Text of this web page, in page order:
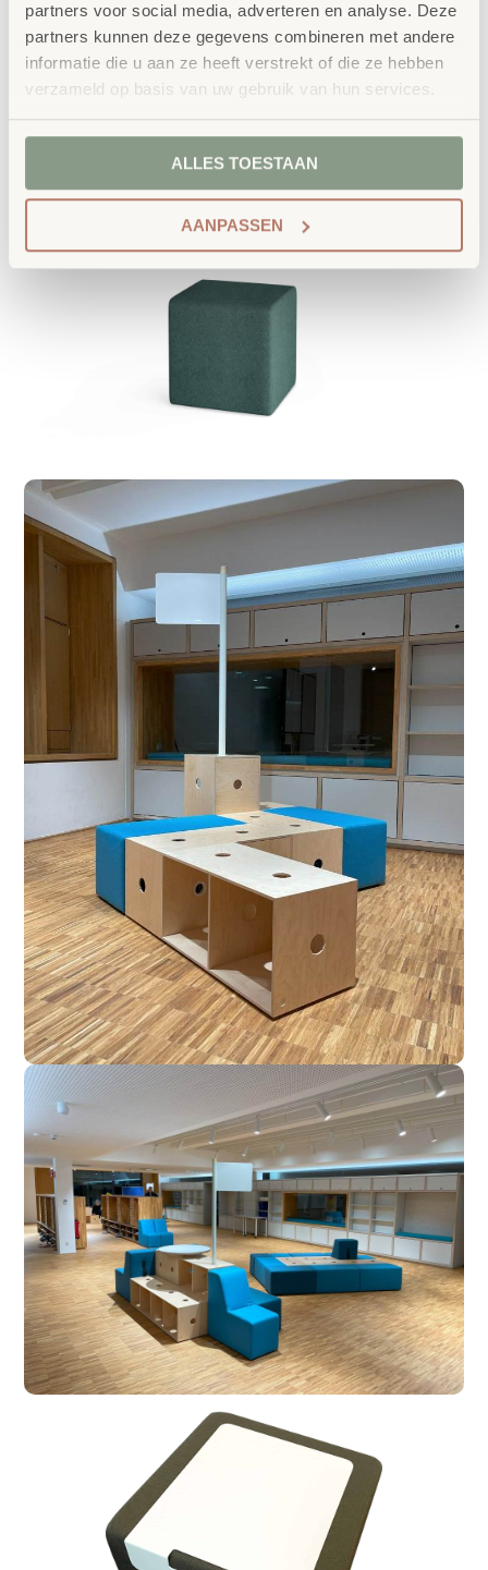
partners voor social media, adverteren en analyse. Deze
partners kunnen deze gegevens combineren met andere
informatie die u aan ze heeft verstrekt of die ze hebben
verzameld op basis van uw gebruik van hun services.
ALLES TOESTAAN
AANPASSEN